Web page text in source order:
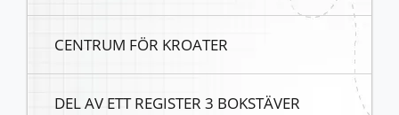
CENTRUM FÖR KROATER
DEL AV ETT REGISTER 3 BOKSTÄVER